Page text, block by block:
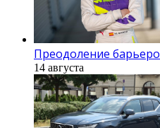
Преодоление
14 августа